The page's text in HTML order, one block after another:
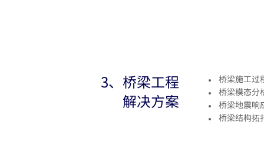
桥梁施工过
桥梁模态分
桥梁地震响
桥梁结构拓
3、 桥梁工程
解决方案